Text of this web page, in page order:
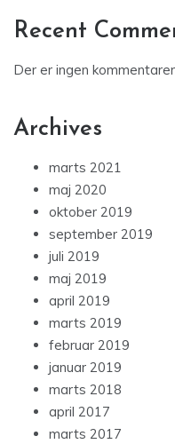
Recent
Der er ingen
Archives
marts 2021
maj 2020
oktober 2019
september 2019
juli 2019
maj 2019
april 2019
marts 2019
februar 2019
januar 2019
marts 2018
april 2017
marts 2017